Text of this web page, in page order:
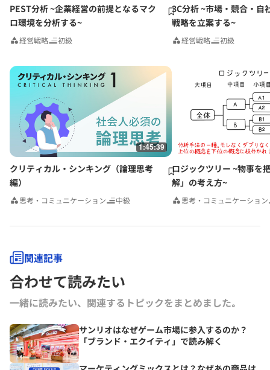
PEST分析 ~企業経営の前提となるマク
ロ環境を分析する~
経営戦略 初級
3C分析 ~市場・競合・自
戦略を立案する~
経営戦略 初級
1:45:39
クリティカル・シンキング（論理思考
編）
思考・コミュニケーション 中級
ロジックツリー ~物事を
解」の考え方~
思考・コミュニケーション
関連記事
合わせて読みたい
一緒に読みたい、関連するトピックをまとめました｡
サンリオはなぜゲーム市場に参入するのか？
「ブランド・エクイティ」で読み解く